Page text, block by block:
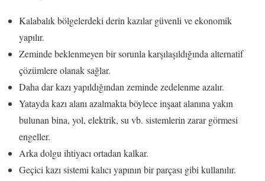
Kalabalık bölgelerdeki derin kazılar güvenli ve ekonomik
yapılır.
Zeminde beklenmeyen bir sorunla karşılaşıldığında alternatif
çözümlere olanak sağlar.
Daha dar kazı yapıldığından zeminde zedelenme azalır.
Yatayda kazı alanı azalmakta böylece inşaat alanına yakın
bulunan bina, yol, elektrik, su vb. sistemlerin zarar görmesi
engeller.
Arka dolgu ihtiyacı ortadan kalkar.
Geçici kazı sistemi kalıcı yapının bir parçası gibi kullanılır.